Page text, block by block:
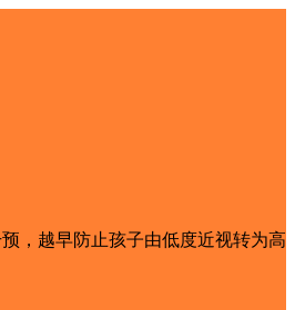
，越早防止孩子由低度近视转为高